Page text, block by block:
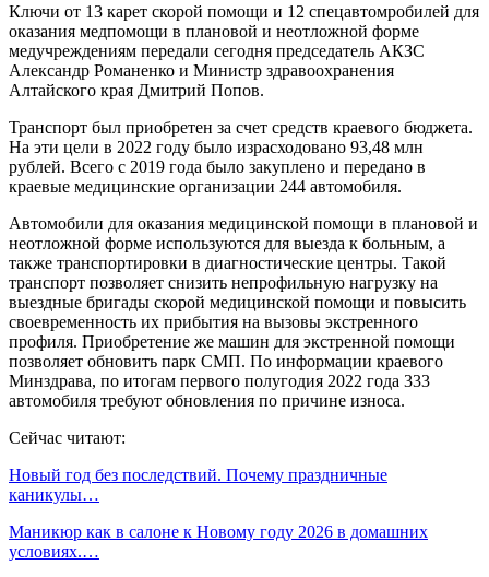
Ключи от 13 карет скорой помощи и 12 спецавтомробилей для
оказания медпомощи в плановой и неотложной форме
медучреждениям передали сегодня председатель АКЗС
Александр Романенко и Министр здравоохранения
Алтайского края Дмитрий Попов.
Транспорт был приобретен за счет средств краевого бюджета.
На эти цели в 2022 году было израсходовано 93,48 млн
рублей. Всего с 2019 года было закуплено и передано в
краевые медицинские организации 244 автомобиля.
Автомобили для оказания медицинской помощи в плановой и
неотложной форме используются для выезда к больным, а
также транспортировки в диагностические центры. Такой
транспорт позволяет снизить непрофильную нагрузку на
выездные бригады скорой медицинской помощи и повысить
своевременность их прибытия на вызовы экстренного
профиля. Приобретение же машин для экстренной помощи
позволяет обновить парк СМП. По информации краевого
Минздрава, по итогам первого полугодия 2022 года 333
автомобиля требуют обновления по причине износа.
Сейчас читают:
Новый год без последствий. Почему праздничные
каникулы…
Маникюр как в салоне к Новому году 2026 в домашних
условиях.…